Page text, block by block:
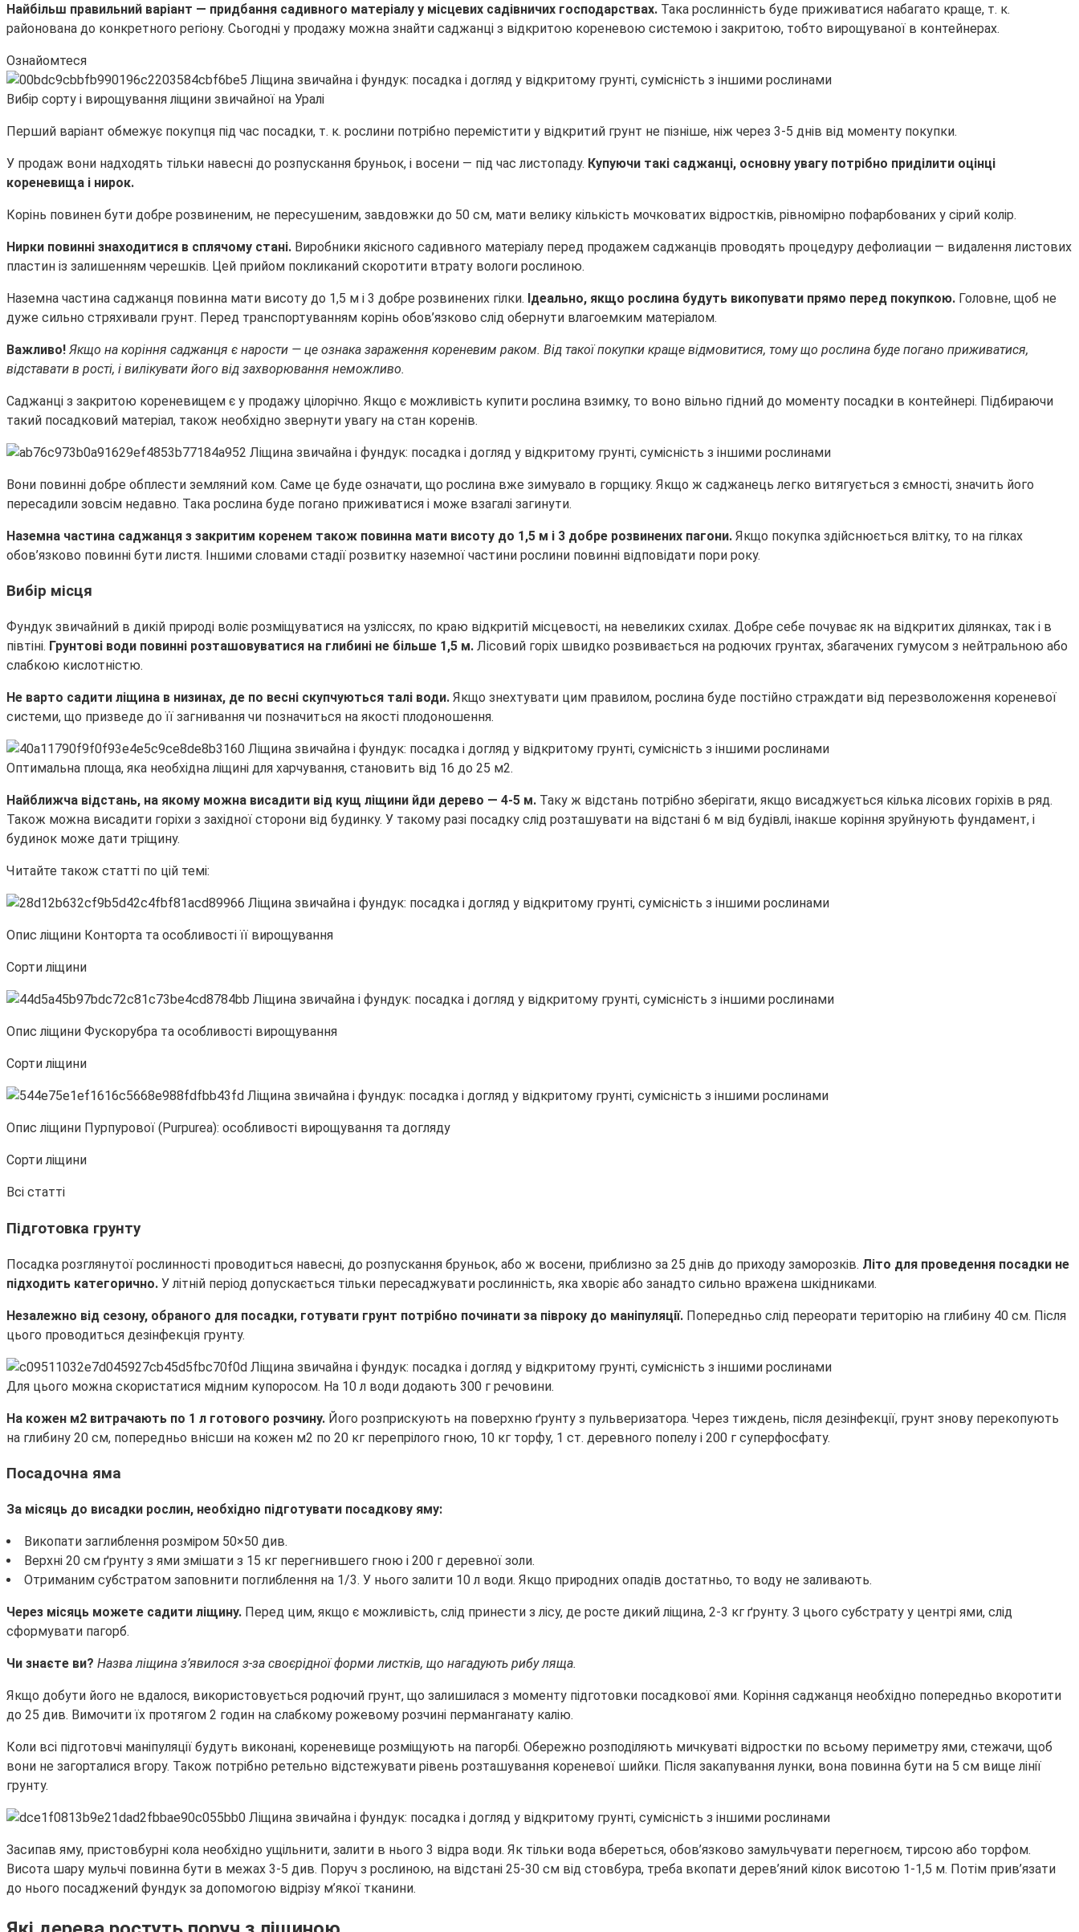
Найбільш правильний варіант — придбання садивного матеріалу у місцевих садівничих господарствах. Така рослинність буде приживатися набагато краще, т. к.
районована до конкретного регіону. Сьогодні у продажу можна знайти саджанці з відкритою кореневою системою і закритою, тобто вирощуваної в контейнерах.
Ознайомтеся
Вибір сорту і вирощування ліщини звичайної на Уралі
Перший варіант обмежує покупця під час посадки, т. к. рослини потрібно перемістити у відкритий грунт не пізніше, ніж через 3-5 днів від моменту покупки.
У продаж вони надходять тільки навесні до розпускання бруньок, і восени — під час листопаду. Купуючи такі саджанці, основну увагу потрібно приділити оцінці
кореневища і нирок.
Корінь повинен бути добре розвиненим, не пересушеним, завдовжки до 50 см, мати велику кількість мочковатих відростків, рівномірно пофарбованих у сірий колір.
Нирки повинні знаходитися в сплячому стані. Виробники якісного садивного матеріалу перед продажем саджанців проводять процедуру дефолиации — видалення листових
пластин із залишенням черешків. Цей прийом покликаний скоротити втрату вологи рослиною.
Наземна частина саджанця повинна мати висоту до 1,5 м і 3 добре розвинених гілки. Ідеально, якщо рослина будуть викопувати прямо перед покупкою. Головне, щоб не
дуже сильно стряхивали грунт. Перед транспортуванням корінь обов’язково слід обернути влагоемким матеріалом.
Важливо! Якщо на коріння саджанця є нарости — це ознака зараження кореневим раком. Від такої покупки краще відмовитися, тому що рослина буде погано приживатися,
відставати в рості, і вилікувати його від захворювання неможливо.
Саджанці з закритою кореневищем є у продажу цілорічно. Якщо є можливість купити рослина взимку, то воно вільно гідний до моменту посадки в контейнері. Підбираючи
такий посадковий матеріал, також необхідно звернути увагу на стан коренів.
Вони повинні добре обплести земляний ком. Саме це буде означати, що рослина вже зимувало в горщику. Якщо ж саджанець легко витягується з ємності, значить його
пересадили зовсім недавно. Така рослина буде погано приживатися і може взагалі загинути.
Наземна частина саджанця з закритим коренем також повинна мати висоту до 1,5 м і 3 добре розвинених пагони. Якщо покупка здійснюється влітку, то на гілках
обов’язково повинні бути листя. Іншими словами стадії розвитку наземної частини рослини повинні відповідати пори року.
Вибір місця
Фундук звичайний в дикій природі воліє розміщуватися на узліссях, по краю відкритій місцевості, на невеликих схилах. Добре себе почуває як на відкритих ділянках, так і в
півтіні. Грунтові води повинні розташовуватися на глибині не більше 1,5 м. Лісовий горіх швидко розвивається на родючих грунтах, збагачених гумусом з нейтральною або
слабкою кислотністю.
Не варто садити ліщина в низинах, де по весні скупчуються талі води. Якщо знехтувати цим правилом, рослина буде постійно страждати від перезволоження кореневої
системи, що призведе до її загнивання чи позначиться на якості плодоношення.
Оптимальна площа, яка необхідна ліщині для харчування, становить від 16 до 25 м2.
Найближча відстань, на якому можна висадити від кущ ліщини йди дерево — 4-5 м. Таку ж відстань потрібно зберігати, якщо висаджується кілька лісових горіхів в ряд.
Також можна висадити горіхи з західної сторони від будинку. У такому разі посадку слід розташувати на відстані 6 м від будівлі, інакше коріння зруйнують фундамент, і
будинок може дати тріщину.
Читайте також статті по цій темі:
Опис ліщини Конторта та особливості її вирощування
Сорти ліщини
Опис ліщини Фускорубра та особливості вирощування
Сорти ліщини
Опис ліщини Пурпурової (Purpurea): особливості вирощування та догляду
Сорти ліщини
Всі статті
Підготовка грунту
Посадка розглянутої рослинності проводиться навесні, до розпускання бруньок, або ж восени, приблизно за 25 днів до приходу заморозків. Літо для проведення посадки не
підходить категорично. У літній період допускається тільки пересаджувати рослинність, яка хворіє або занадто сильно вражена шкідниками.
Незалежно від сезону, обраного для посадки, готувати грунт потрібно починати за півроку до маніпуляції. Попередньо слід переорати територію на глибину 40 см. Після
цього проводиться дезінфекція грунту.
Для цього можна скористатися мідним купоросом. На 10 л води додають 300 г речовини.
На кожен м2 витрачають по 1 л готового розчину. Його розприскують на поверхню ґрунту з пульверизатора. Через тиждень, після дезінфекції, грунт знову перекопують
на глибину 20 см, попередньо внісши на кожен м2 по 20 кг перепрілого гною, 10 кг торфу, 1 ст. деревного попелу і 200 г суперфосфату.
Посадочна яма
За місяць до висадки рослин, необхідно підготувати посадкову яму:
Викопати заглиблення розміром 50×50 див.
Верхні 20 см ґрунту з ями змішати з 15 кг перегнившего гною і 200 г деревної золи.
Отриманим субстратом заповнити поглиблення на 1/3. У нього залити 10 л води. Якщо природних опадів достатньо, то воду не заливають.
Через місяць можете садити ліщину. Перед цим, якщо є можливість, слід принести з лісу, де росте дикий ліщина, 2-3 кг ґрунту. З цього субстрату у центрі ями, слід
сформувати пагорб.
Чи знаєте ви? Назва ліщина з’явилося з-за своєрідної форми листків, що нагадують рибу ляща.
Якщо добути його не вдалося, використовується родючий грунт, що залишилася з моменту підготовки посадкової ями. Коріння саджанця необхідно попередньо вкоротити
до 25 див. Вимочити їх протягом 2 годин на слабкому рожевому розчині перманганату калію.
Коли всі підготовчі маніпуляції будуть виконані, кореневище розміщують на пагорбі. Обережно розподіляють мичкуваті відростки по всьому периметру ями, стежачи, щоб
вони не загорталися вгору. Також потрібно ретельно відстежувати рівень розташування кореневої шийки. Після закапування лунки, вона повинна бути на 5 см вище лінії
грунту.
Засипав яму, пристовбурні кола необхідно ущільнити, залити в нього 3 відра води. Як тільки вода вбереться, обов’язково замульчувати перегноєм, тирсою або торфом.
Висота шару мульчі повинна бути в межах 3-5 див. Поруч з рослиною, на відстані 25-30 см від стовбура, треба вкопати дерев’яний кілок висотою 1-1,5 м. Потім прив’язати
до нього посаджений фундук за допомогою відрізу м’якої тканини.